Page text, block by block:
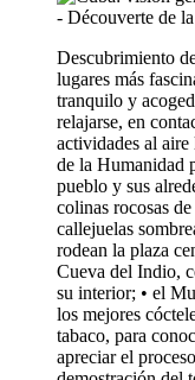
Descubrimiento
lugares más
tranquilo y
relajarse, en
actividades al
de la Humanidad
pueblo y sus
colinas rocosas
callejuelas
rodean la plaza
Cueva del Indio,
su interior; • el
los mejores
tabaco, para
apreciar el